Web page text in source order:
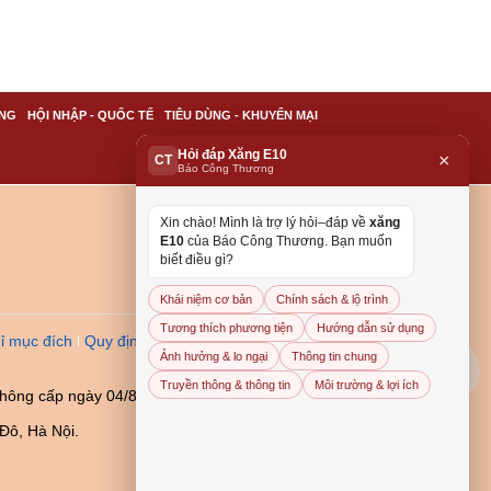
HỘI NHẬP - QUỐC TẾ TIÊU DÙNG - KHUYẾN MẠI
mục đích
Quy định dẫn
cấp ngày 04/8/2023
Hà Nội.
CT Hỏi đáp Xăng E10
Báo Công Thương ×
Xin chào! Mình là trợ lý hỏi–đáp về xăng
E10 của Báo Công Thương. Bạn muốn
biết điều gì?
Khái niệm cơ bản Chính sách & lộ trình
Tương thích phương tiện Hướng dẫn sử dụng
Ảnh hưởng & lo ngại Thông tin chung
Truyền thông & thông tin Môi trường & lợi ích